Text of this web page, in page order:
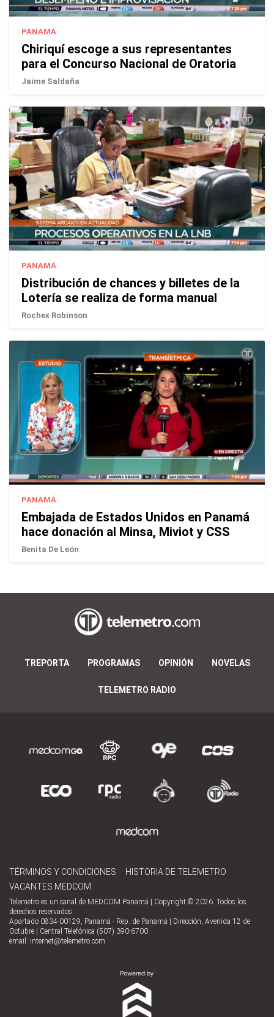
PANAMÁ
Chiriquí escoge a sus representantes
para el Concurso Nacional de Oratoria
Jaime Saldaña
PANAMÁ
Distribución de chances y billetes de la
Lotería se realiza de forma manual
Rochex Robinson
PANAMÁ
Embajada de Estados Unidos en Panamá
hace donación al Minsa, Miviot y CSS
Benita De León
TREPORTA PROGRAMAS OPINIÓN NOVELAS
TELEMETRO RADIO
TÉRMINOS Y CONDICIONES
HISTORIA DE TELEMETRO
VACANTES MEDCOM
Telemetro es un canal de MEDCOM Panamá | Copyright © 2026. Todos los
derechos reservados.
Apartado 0834-00129, Panamá - Rep. de Panamá | Dirección, Avenida 12 de
Octubre | Central Telefónica (507) 390-6700
email: internet@telemetro.com